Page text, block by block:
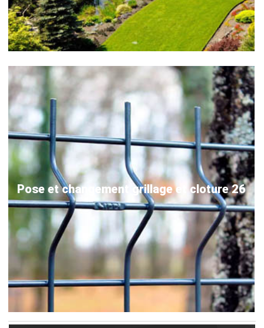
Pose et changement grillage et cloture 26